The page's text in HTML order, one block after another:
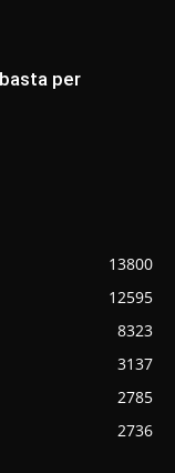
per
13800
12595
8323
3137
2785
2736